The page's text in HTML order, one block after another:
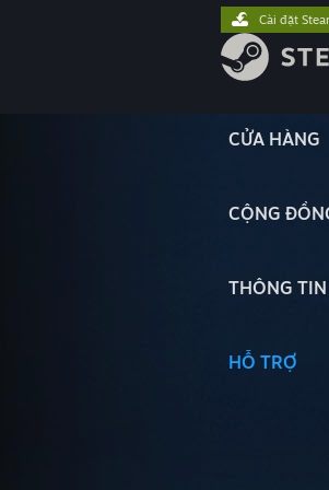
CỬA HÀNG
CỘNG
THÔNG TIN
HỖ TRỢ
Cài đặt